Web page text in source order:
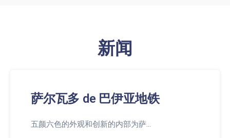
新闻
萨尔瓦多 de 巴伊亚地铁
五颜六色的外观和创新的内部为萨…